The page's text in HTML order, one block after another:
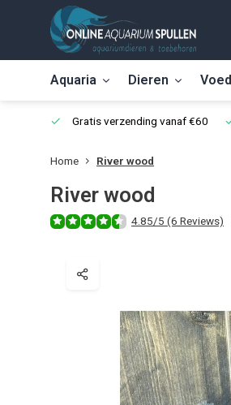
Aquaria Dieren
Gratis verzending vanaf €60
Home River wood
River wood
4.85/5 (6 Reviews)